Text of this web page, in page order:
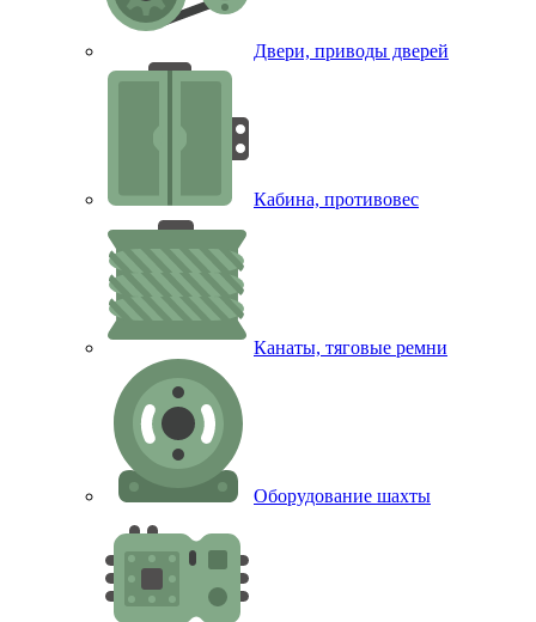
Двери, приводы дверей
Кабина, противовес
Канаты, тяговые ремни
Оборудование шахты